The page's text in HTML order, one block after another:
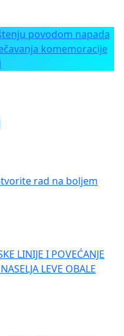
povodom napada
komemoracije
rad na boljem
LINIJE I POVEĆANJE
LEVE OBALE